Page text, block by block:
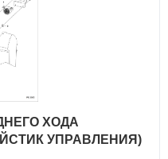
ХОДА
УПРАВЛЕНИЯ)